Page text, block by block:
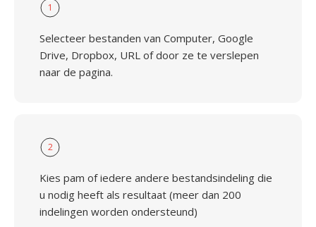
1
Selecteer bestanden van Computer, Google
Drive, Dropbox, URL of door ze te verslepen
naar de pagina.
2
Kies pam of iedere andere bestandsindeling die
u nodig heeft als resultaat (meer dan 200
indelingen worden ondersteund)